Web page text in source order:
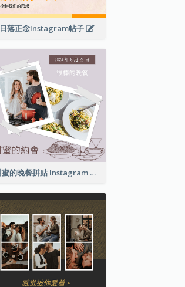
日落正念Instagram帖子
甜蜜的晚餐拼贴 Instagram 帖子